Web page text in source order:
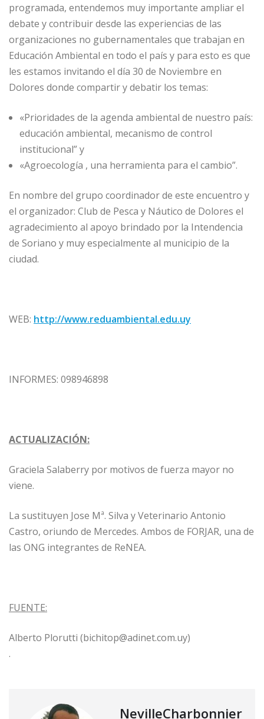
programada, entendemos muy importante ampliar el
debate y contribuir desde las experiencias de las
organizaciones no gubernamentales que trabajan en
Educación Ambiental en todo el país y para esto es que
les estamos invitando el día 30 de Noviembre en
Dolores donde compartir y debatir los temas:
«Prioridades de la agenda ambiental de nuestro país:
educación ambiental, mecanismo de control
institucional” y
«Agroecología , una herramienta para el cambio”.
En nombre del grupo coordinador de este encuentro y
el organizador: Club de Pesca y Náutico de Dolores el
agradecimiento al apoyo brindado por la Intendencia
de Soriano y muy especialmente al municipio de la
ciudad.
WEB: http://www.reduambiental.edu.uy
INFORMES: 098946898
ACTUALIZACIÓN:
Graciela Salaberry por motivos de fuerza mayor no
viene.
La sustituyen Jose Mª. Silva y Veterinario Antonio
Castro, oriundo de Mercedes. Ambos de FORJAR, una de
las ONG integrantes de ReNEA.
FUENTE:
Alberto Plorutti (bichitop@adinet.com.uy)
.
NevilleCharbonnier